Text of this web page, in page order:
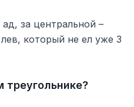
за центральной –
который не ел уже 3